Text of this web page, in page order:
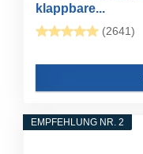
klappbare...
(2641)
EMPFEHLUNG NR. 2